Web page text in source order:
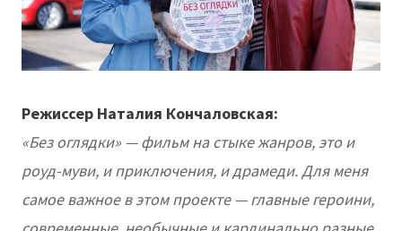
Режиссер Наталия Кончаловская:
«Без оглядки» — фильм на стыке жанров, это и
роуд-муви, и приключения, и драмеди. Для меня
самое важное в этом проекте — главные героини,